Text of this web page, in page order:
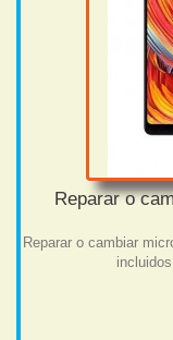
Reparar o
Reparar o cambiar